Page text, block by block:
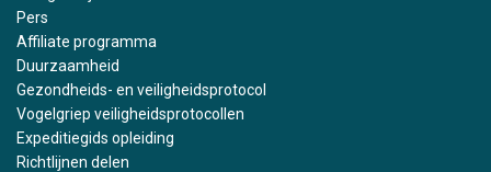
Pers
Affiliate programma
Duurzaamheid
Gezondheids- en veiligheidsprotocol
Vogelgriep veiligheidsprotocollen
Expeditiegids opleiding
Richtlijnen delen